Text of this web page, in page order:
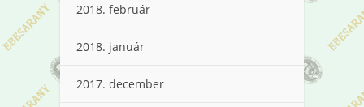
2018. február
2018. január
2017. december